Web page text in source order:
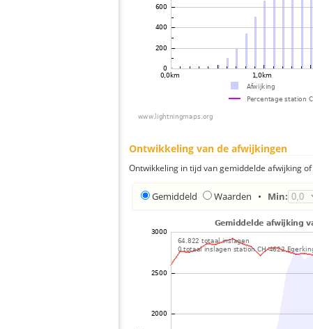
Ontwikkeling van de afwijkingen
Ontwikkeling in tijd van gemiddelde afwijking
Gemiddeld Waarden • Min: